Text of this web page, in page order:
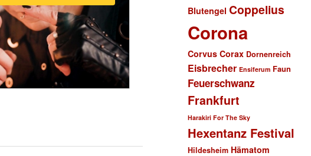
Blutengel Coppelius
Corona
Corvus Corax Dornenreich
Eisbrecher Ensiferum Faun
Feuerschwanz
Frankfurt
Harakiri For The Sky
Hexentanz Festival
Hildesheim Hämatom